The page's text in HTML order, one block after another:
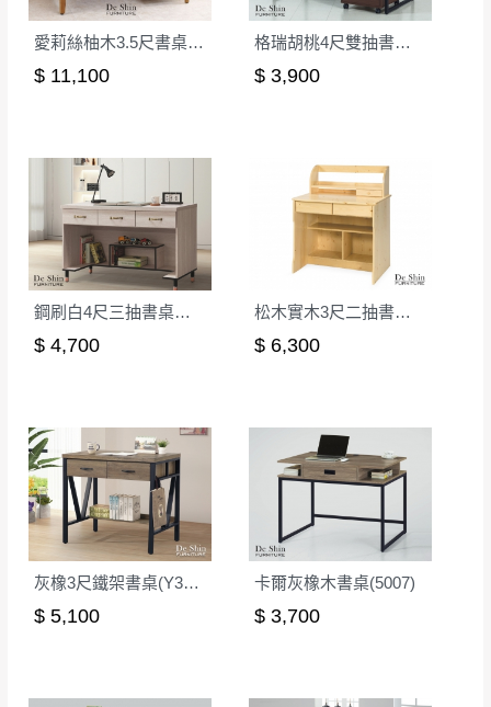
愛莉絲柚木3.5尺書桌(331)
$ 11,100
格瑞胡桃4尺雙抽書桌(376新)
$ 3,900
鋼刷白4尺三抽書桌下座(603)
$ 4,700
松木實木3尺二抽書桌(含低書架)
$ 6,300
灰橡3尺鐵架書桌(Y34-1)
$ 5,100
卡爾灰橡木書桌(5007)
$ 3,700